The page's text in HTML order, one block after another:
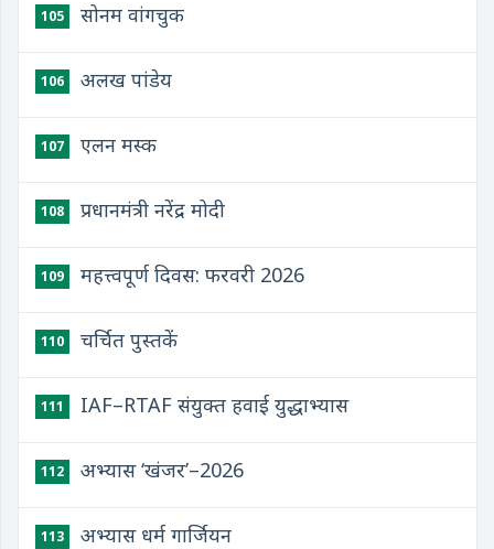
105 सोनम वांगचुक
106 अलख पांडेय
107 एलन मस्क
108 प्रधानमंत्री नरेंद्र मोदी
109 महत्त्वपूर्ण दिवस: फरवरी 2026
110 चर्चित पुस्तकें
111 IAF–RTAF संयुक्त हवाई युद्धाभ्यास
112 अभ्यास ‘खंजर’–2026
113 अभ्यास धर्म गार्जियन